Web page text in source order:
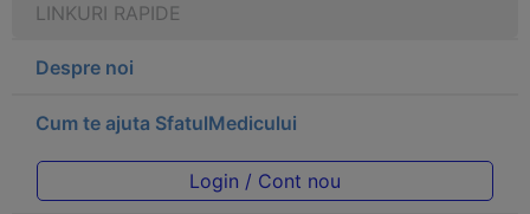
LINKURI RAPIDE
Despre noi
Cum te ajuta SfatulMedicului
Login / Cont nou